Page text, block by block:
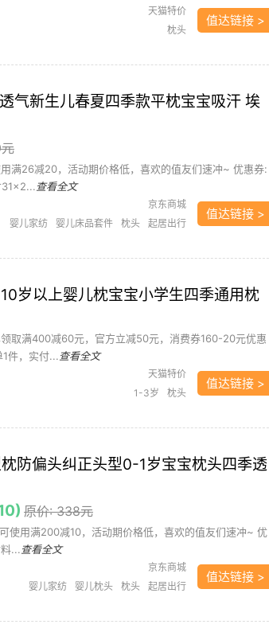
天猫特价
枕头
值达链接 >
气新生儿春夏四季款平枕宝宝吸汗 埃
满26减20，活动期价格低，喜欢的值友们速冲~ 优惠券:
查看全文
京东商城
婴儿家纺 婴儿床品套件 枕头 起居出行
值达链接 >
岁以上婴儿枕宝宝小学生四季通用枕
取满400减60元，官方立减50元，消费券160-20元优惠
件，实付... 查看全文
天猫特价
1-3岁 枕头
值达链接 >
防偏头纠正头型0-1岁宝宝枕头四季透
原价: 338元
使用满200减10，活动期价格低，喜欢的值友们速冲~ 优
... 查看全文
京东商城
婴儿家纺 婴儿枕头 枕头 起居出行
值达链接 >